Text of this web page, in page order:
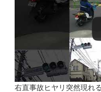
右直事故ヒヤリ突然現れ